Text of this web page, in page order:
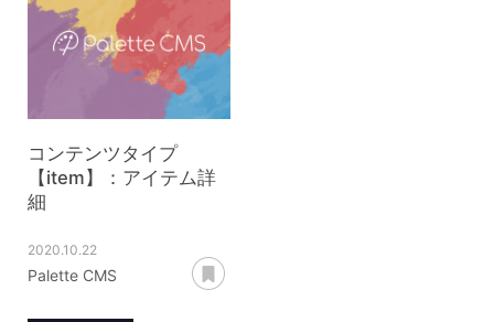
コンテンツタイプ
【item】：アイテム詳
細
2020.10.22
Palette CMS